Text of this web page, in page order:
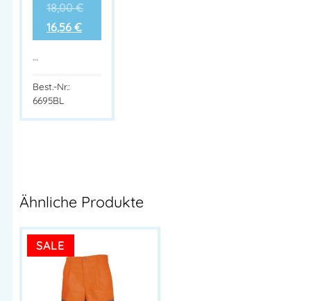
18,00€
16,56 €
…
Best.-Nr.:
6695BL
Ähnliche Produkte
SALE